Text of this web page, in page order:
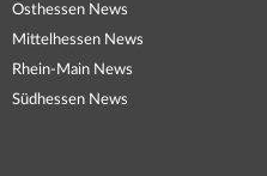
Osthessen News
Mittelhessen News
Rhein-Main News
Südhessen News